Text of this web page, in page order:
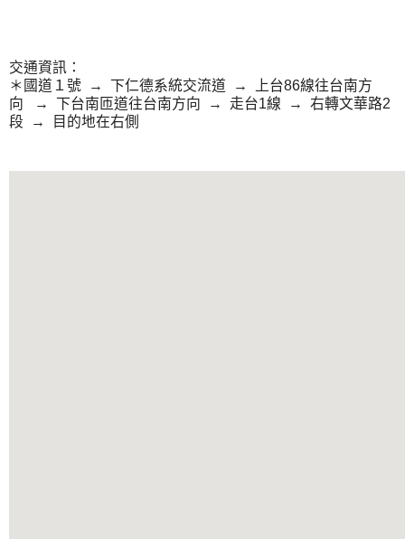
交通資訊：
＊國道１號 → 下仁德系統交流道 → 上台86線往台南方
向 → 下台南匝道往台南方向 → 走台1線 → 右轉文華路2
段 → 目的地在右側